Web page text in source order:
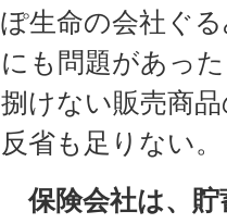
ぽ生命の会社ぐ
にも問題があっ
捌けない販売商
反省も足りない。
保険会社は、貯